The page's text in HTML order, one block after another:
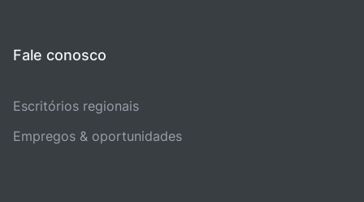
Fale conosco
Escritórios regionais
Empregos & oportunidades